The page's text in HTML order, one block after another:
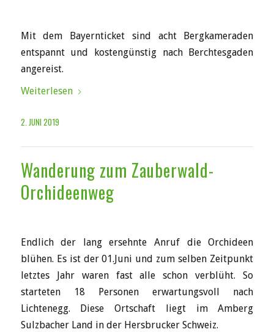
Mit dem Bayernticket sind acht Bergkameraden
entspannt und kostengünstig nach Berchtesgaden
angereist.
Weiterlesen
2. JUNI 2019
Wanderung zum Zauberwald-
Orchideenweg
Endlich der lang ersehnte Anruf die Orchideen
blühen. Es ist der 01.Juni und zum selben Zeitpunkt
letztes Jahr waren fast alle schon verblüht. So
starteten 18 Personen erwartungsvoll nach
Lichtenegg. Diese Ortschaft liegt im Amberg
Sulzbacher Land in der Hersbrucker Schweiz.